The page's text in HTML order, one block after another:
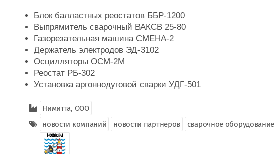
Блок балластных реостатов ББР-1200
Выпрямитель сварочный ВАКСВ 25-80
Газорезательная машина СМЕНА-2
Держатель электродов ЭД-3102
Осцилляторы ОСМ-2М
Реостат РБ-302
Установка аргоннодуговой сварки УДГ-501
Нимитта, ООО
новости компаний
новости партнеров сварочное оборудование